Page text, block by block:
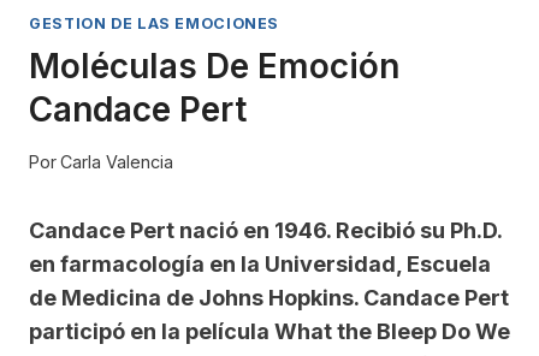
GESTION DE LAS EMOCIONES
Moléculas De Emoción
Candace Pert
PorCarla Valencia
Candace Pert nació en 1946. Recibió su Ph.D.
en farmacología en la Universidad, Escuela
de Medicina de Johns Hopkins. Candace Pert
participó en la película What the Bleep Do We